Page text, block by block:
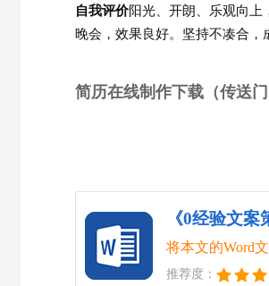
自我评价阳光、开朗、乐观向上
晚会，效果良好。坚持不凑合
简历在线制作下载（传送
《0经验文
将本文的Word
推荐度：